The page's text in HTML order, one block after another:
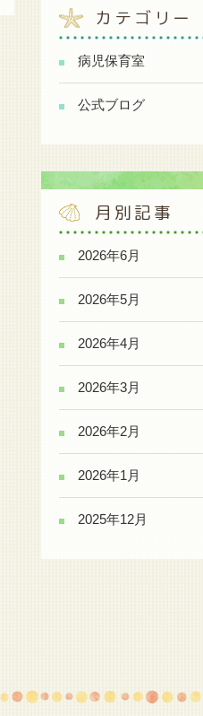
カテゴリー
病児保育室
公式ブログ
月別記事
2026年6月
2026年5月
2026年4月
2026年3月
2026年2月
2026年1月
2025年12月